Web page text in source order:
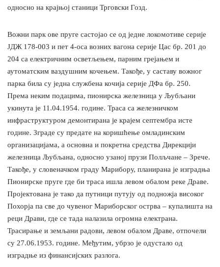
односно на крајњој станици Трговски Гозд.
Вожни парк ове пруге састојао се од једне локомотиве серије
ЈДЖ 178-003 и пет 4-оса возних вагона серије Цас бр. 201 до
204 са електричним осветљењем, парним грејањем и
аутоматским ваздушним кочењем. Такође, у саставу вожног
парка била су једна службена кочија серије ДФа бр. 250.
Према неким подацима, пионирска железница у Љубљани
укинута је 11.04.1954. године. Траса са железничком
инфраструктуром демонтирана је крајем септембра исте
године. Зграде су предате на коришћење омладинским
организацијама, а основна и покретна средства Дирекцији
железница Љубљана, односно узаној прузи Полљчане – Зрече.
Такође, у словеначком граду Марибору, планирана је изградња
Пионирске пруге где би траса ишла левом обалом реке Драве.
Пројектована је тако да путници путују од подножја високог
Похорја па све до чувеног Мариборског острва – купалишта на
реци Драви, где се тада налазила огромна електрана.
Трасирање и земљани радови, левом обалом Драве, отпочели
су 27.06.1953. године. Међутим, убрзо је одустало од
изградње из финансијских разлога.